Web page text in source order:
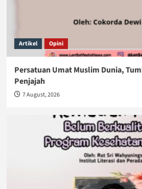
Artikel Opini
Persatuan Umat Muslim Dunia,
Penjajah
7 August, 2026